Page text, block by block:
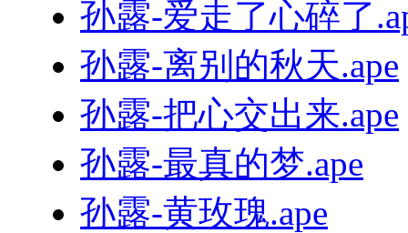
孙露-爱走了心碎了
孙露-离别的秋天.ape
孙露-把心交出来.ape
孙露-最真的梦.ape
孙露-黄玫瑰.ape